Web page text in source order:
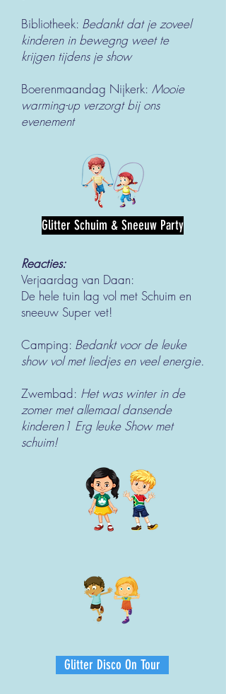
Bibliotheek: Bedankt dat je zoveel
kinderen in bewegng weet te
krijgen tijdens je show
Boerenmaandag Nijkerk: Mooie
warming-up verzorgt bij ons
evenement
Glitter Schuim & Sneeuw Party
Reacties:
Verjaardag van Daan:
De hele tuin lag vol met Schuim en
sneeuw Super vet!
Camping: Bedankt voor de leuke
show vol met liedjes en veel energie.
Zwembad: Het was winter in de
zomer met allemaal dansende
kinderen1 Erg leuke Show met
schuim!
Glitter Disco On Tour